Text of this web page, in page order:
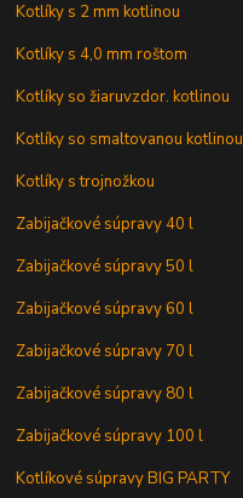
Kotlíky s 2 mm kotlinou
Kotlíky s 4,0 mm roštom
Kotlíky so žiaruvzdor. kotlinou
Kotlíky so smaltovanou kotlinou
Kotlíky s trojnožkou
Zabijačkové súpravy 40 l
Zabijačkové súpravy 50 l
Zabijačkové súpravy 60 l
Zabijačkové súpravy 70 l
Zabijačkové súpravy 80 l
Zabijačkové súpravy 100 l
Kotlíkové súpravy BIG PARTY